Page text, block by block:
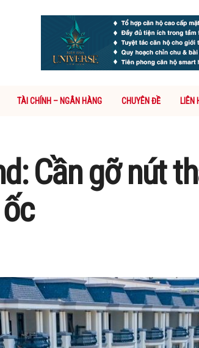
TÀI CHÍNH – NGÂN HÀNG CHUYÊN ĐỀ LIÊN
Cần gỡ nút